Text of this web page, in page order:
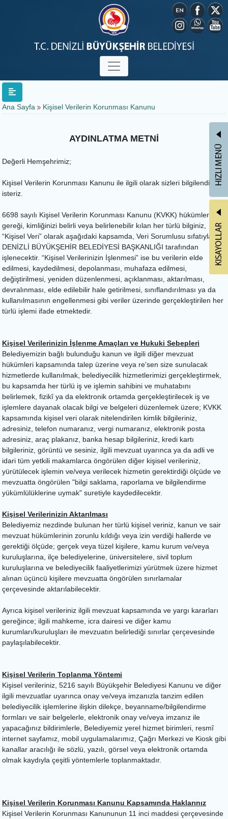
Ana Sayfa Kişisel Verilerin Korunması Kanunu
AYDINLATMA METNİ
Değerli Hemşehrimiz;
Kişisel Verilerin Korunması Kanunu ile ilgili olarak sizleri bilgilendirmek
isteriz.
6698 sayılı Kişisel Verilerin Korunması Kanunu (KVKK) hükümleri
gereği, kimliğinizi belirli veya belirlenebilir kılan her türlü bilginiz,
“Kişisel Veri” olarak aşağıdaki kapsamda, Veri Sorumlusu sıfatıyla
DENİZLİ BÜYÜKŞEHİR BELEDİYESİ BAŞKANLIĞI tarafından
işlenecektir. “Kişisel Verilerinizin İşlenmesi” ise bu verilerin elde
edilmesi, kaydedilmesi, depolanması, muhafaza edilmesi,
değiştirilmesi, yeniden düzenlenmesi, açıklanması, aktarılması,
devralınması, elde edilebilir hale getirilmesi, sınıflandırılması ya da
kullanılmasının engellenmesi gibi veriler üzerinde gerçekleştirilen her
türlü işlemi ifade etmektedir.
Kişisel Verilerinizin İşlenme Amaçları ve Hukuki Sebepleri
Belediyemizin bağlı bulunduğu kanun ve ilgili diğer mevzuat
hükümleri kapsamında talep üzerine veya re'sen size sunulacak
hizmetlerde kullanılmak, belediyecilik hizmetlerimizi gerçekleştirmek,
bu kapsamda her türlü iş ve işlemin sahibini ve muhatabını
belirlemek, fizikî ya da elektronik ortamda gerçekleştirilecek iş ve
işlemlere dayanak olacak bilgi ve belgeleri düzenlemek üzere; KVKK
kapsamında kişisel veri olarak nitelendirilen kimlik bilgileriniz,
adresiniz, telefon numaranız, vergi numaranız, elektronik posta
adresiniz, araç plakanız, banka hesap bilgileriniz, kredi kartı
bilgileriniz, görüntü ve sesiniz, ilgili mevzuat uyarınca ya da adli ve
idari tüm yetkili makamlarca öngörülen diğer kişisel verileriniz,
yürütülecek işlemin ve/veya verilecek hizmetin gerektirdiği ölçüde ve
mevzuatta öngörülen "bilgi saklama, raporlama ve bilgilendirme
yükümlülüklerine uymak" suretiyle kaydedilecektir.
Kişisel Verilerinizin Aktarılması
Belediyemiz nezdinde bulunan her türlü kişisel veriniz, kanun ve sair
mevzuat hükümlerinin zorunlu kıldığı veya izin verdiği hallerde ve
gerektiği ölçüde; gerçek veya tüzel kişilere, kamu kurum ve/veya
kuruluşlarına, ilçe belediyelerine, üniversitelere, sivil toplum
kuruluşlarına ve belediyecilik faaliyetlerimizi yürütmek üzere hizmet
alınan üçüncü kişilere mevzuatta öngörülen sınırlamalar
çerçevesinde aktarılabilecektir.
Ayrıca kişisel verileriniz ilgili mevzuat kapsamında ve yargı kararları
gereğince; ilgili mahkeme, icra dairesi ve diğer kamu
kurumları/kuruluşları ile mevzuatın belirlediği sınırlar çerçevesinde
paylaşılabilecektir.
Kişisel Verilerin Toplanma Yöntemi
Kişisel verileriniz, 5216 sayılı Büyükşehir Belediyesi Kanunu ve diğer
ilgili mevzuatlar uyarınca onay ve/veya imzanızla tanzim edilen
belediyecilik işlemlerine ilişkin dilekçe, beyanname/bilgilendirme
formları ve sair belgelerle, elektronik onay ve/veya imzanız ile
yapacağınız bildirimlerle, Belediyemiz yerel hizmet birimleri, resmî
internet sayfamız, mobil uygulamalarımız, Çağrı Merkezi ve Kiosk gibi
kanallar aracılığı ile sözlü, yazılı, görsel veya elektronik ortamda
olmak kaydıyla çeşitli yöntemlerle toplanmaktadır.
Kişisel Verilerin Korunması Kanunu Kapsamında Haklarınız
Kişisel Verilerin Korunması Kanununun 11 inci maddesi çerçevesinde